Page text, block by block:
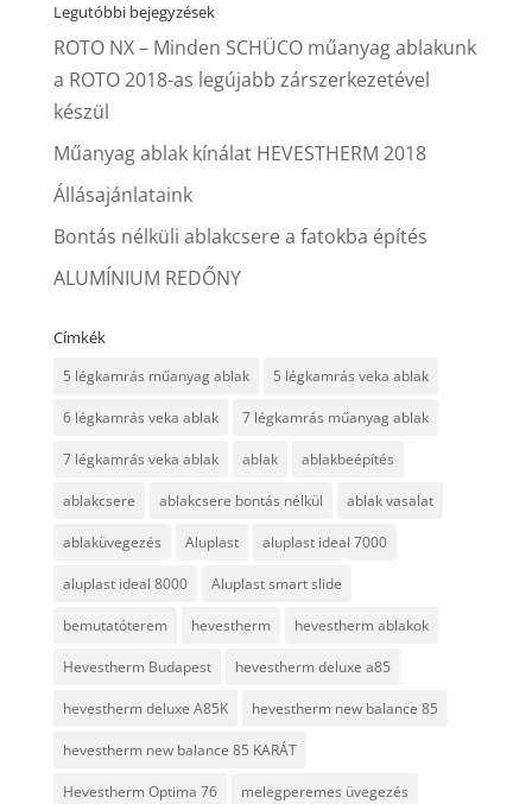
Legutóbbi bejegyzések
ROTO NX – Minden SCHÜCO műanyag ablakunk
a ROTO 2018-as legújabb zárszerkezetével
készül
Műanyag ablak kínálat HEVESTHERM 2018
Állásajánlataink
Bontás nélküli ablakcsere a fatokba építés
ALUMÍNIUM REDŐNY
Címkék
5 légkamrás műanyag ablak 5 légkamrás veka ablak
6 légkamrás veka ablak 7 légkamrás műanyag ablak
7 légkamrás veka ablak ablak ablakbeépítés
ablakcsere ablakcsere bontás nélkül ablak vasalat
ablaküvegezés Aluplast aluplast ideal 7000
aluplast ideal 8000 Aluplast smart slide
bemutatóterem hevestherm hevestherm ablakok
Hevestherm Budapest hevestherm deluxe a85
hevestherm deluxe A85K hevestherm new balance 85
hevestherm new balance 85 KARÁT
Hevestherm Optima 76 melegperemes üvegezés